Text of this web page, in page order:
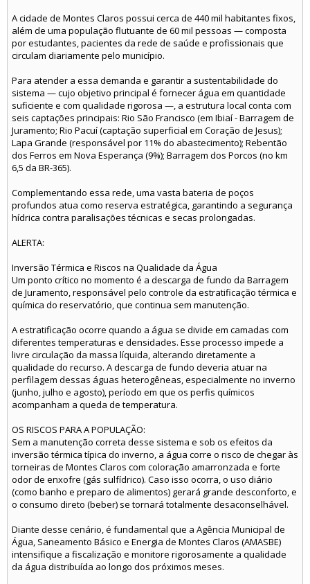
A cidade de Montes Claros possui cerca de 440 mil habitantes fixos,
além de uma população flutuante de 60 mil pessoas — composta
por estudantes, pacientes da rede de saúde e profissionais que
circulam diariamente pelo município.
Para atender a essa demanda e garantir a sustentabilidade do
sistema — cujo objetivo principal é fornecer água em quantidade
suficiente e com qualidade rigorosa —, a estrutura local conta com
seis captações principais: Rio São Francisco (em Ibiaí - Barragem de
Juramento; Rio Pacuí (captação superficial em Coração de Jesus);
Lapa Grande (responsável por 11% do abastecimento); Rebentão
dos Ferros em Nova Esperança (9%); Barragem dos Porcos (no km
6,5 da BR-365).
Complementando essa rede, uma vasta bateria de poços
profundos atua como reserva estratégica, garantindo a segurança
hídrica contra paralisações técnicas e secas prolongadas.
ALERTA:
Inversão Térmica e Riscos na Qualidade da Água
Um ponto crítico no momento é a descarga de fundo da Barragem
de Juramento, responsável pelo controle da estratificação térmica e
química do reservatório, que continua sem manutenção.
A estratificação ocorre quando a água se divide em camadas com
diferentes temperaturas e densidades. Esse processo impede a
livre circulação da massa líquida, alterando diretamente a
qualidade do recurso. A descarga de fundo deveria atuar na
perfilagem dessas águas heterogêneas, especialmente no inverno
(junho, julho e agosto), período em que os perfis químicos
acompanham a queda de temperatura.
OS RISCOS PARA A POPULAÇÃO:
Sem a manutenção correta desse sistema e sob os efeitos da
inversão térmica típica do inverno, a água corre o risco de chegar às
torneiras de Montes Claros com coloração amarronzada e forte
odor de enxofre (gás sulfídrico). Caso isso ocorra, o uso diário
(como banho e preparo de alimentos) gerará grande desconforto, e
o consumo direto (beber) se tornará totalmente desaconselhável.
Diante desse cenário, é fundamental que a Agência Municipal de
Água, Saneamento Básico e Energia de Montes Claros (AMASBE)
intensifique a fiscalização e monitore rigorosamente a qualidade
da água distribuída ao longo dos próximos meses.